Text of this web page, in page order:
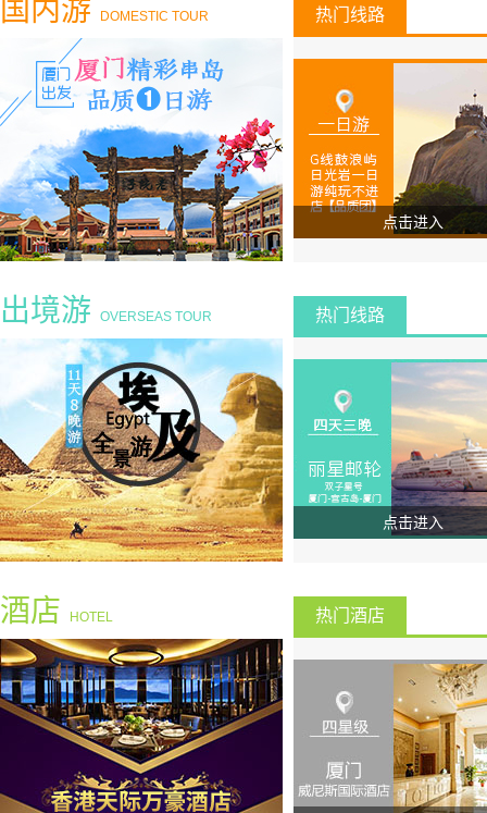
国内游 DOMESTIC TOUR 热门线路
点击进入
出境游 OVERSEAS TOUR 热门线路
点击进入
酒店 HOTEL 热门酒店